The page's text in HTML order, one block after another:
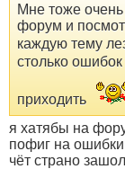
Мне тоже
форум и
каждую тему
столько ошибок
приходить
я хатябы на
пофиг на
чёт страно